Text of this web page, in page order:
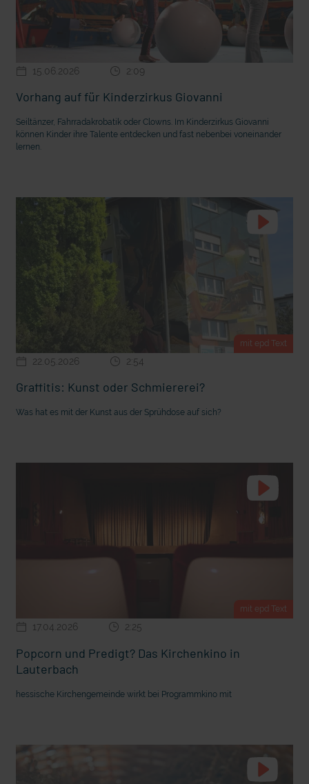
Ernstfall Nachhaltige Geldanlage: Rendite mit gutem Gewissen?
15.06.2026 2:09
Vorhang auf für Kinderzirkus Giovanni
Seiltänzer, Fahrradakrobatik oder Clowns. Im Kinderzirkus Giovanni
können Kinder ihre Talente entdecken und fast nebenbei voneinander
lernen.
mit epd Text
22.05.2026 2:54
Graffitis: Kunst oder Schmiererei?
Was hat es mit der Kunst aus der Sprühdose auf sich?
mit epd Text
17.04.2026 2:25
Popcorn und Predigt? Das Kirchenkino in
Lauterbach
hessische Kirchengemeinde wirkt bei Programmkino mit